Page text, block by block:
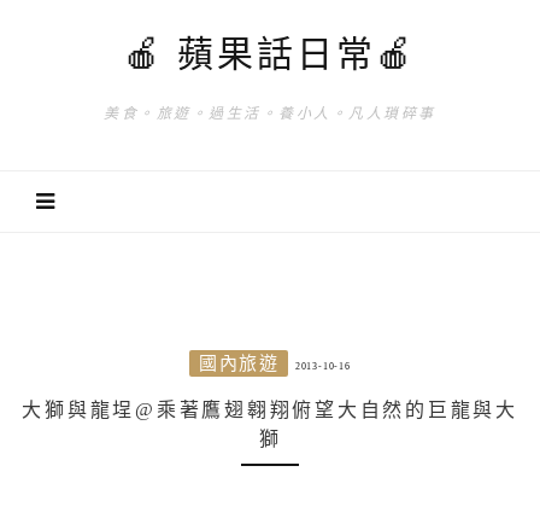
🍎 蘋果話日常🍎
美食。旅遊。過生活。養小人。凡人瑣碎事
國內旅遊 2013-10-16
大獅與龍埕@乘著鷹翅翱翔俯望大自然的巨龍與大
獅